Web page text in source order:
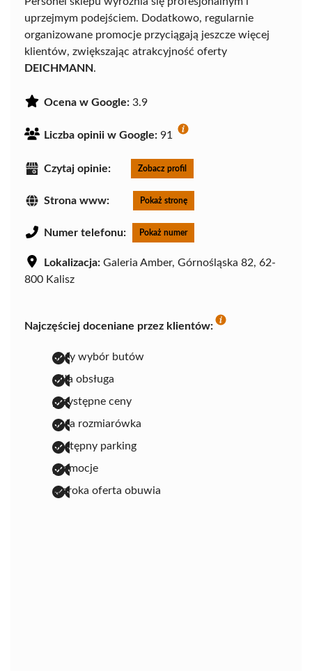
uprzejmym podejściem. Dodatkowo, regularnie
organizowane promocje przyciągają jeszcze więcej
klientów, zwiększając atrakcyjność oferty
DEICHMANN.
Ocena w Google: 3.9
Liczba opinii w Google: 91
Czytaj opinie: Zobacz profil
Strona www: Pokaż stronę
Numer telefonu: Pokaż numer
Lokalizacja: Galeria Amber, Górnośląska 82, 62-
800 Kalisz
Najczęściej doceniane przez klientów:
duży wybór butów
miła obsługa
przystępne ceny
duża rozmiarówka
dostępny parking
promocje
szeroka oferta obuwia